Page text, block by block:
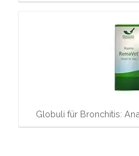
Globuli für Bronchitis: